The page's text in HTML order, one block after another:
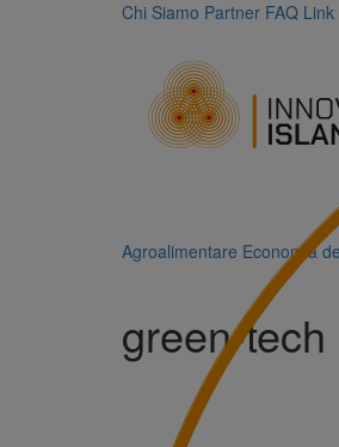
Chi Siamo Partner FAQ Link
Agroalimentare Economia
green-tech